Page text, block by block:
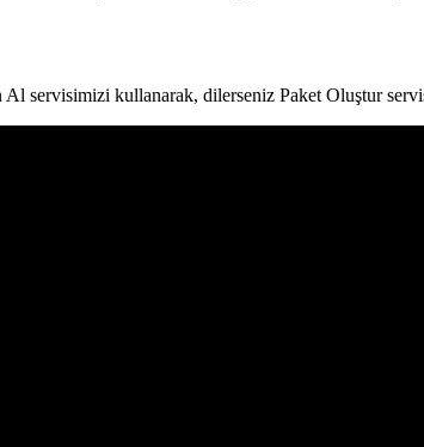
servisimizi kullanarak, dilerseniz Paket Oluştur